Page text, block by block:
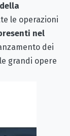
le operazioni
nel
dei
grandi opere